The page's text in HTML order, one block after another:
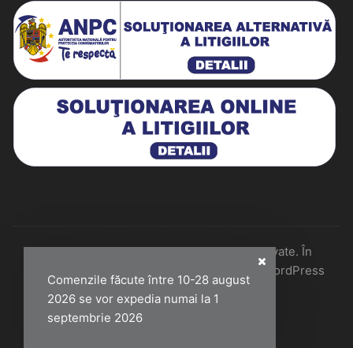
Comenzile făcute între 10-28 august
2026 se vor expedia numai la 1
septembrie 2026
Historiarum 2026 - Toate drepturile rezervate. În
colaborare cu Perfect Pixel & Mentenanță WordPress